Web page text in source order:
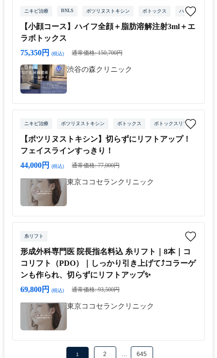
ニキビ治療 BNLS ボツリヌストキシン ボトックス ハイフ
【小顔コース】ハイフ全顔＋脂肪溶解注射3ml＋エ
ラボトックス
75,350円
(税込) 通常価格: 150,700円
渋谷の森クリニック
ニキビ治療 ボツリヌストキシン ボトックス ボトックスリフト
【ボツリヌストキシン】切らずにリフトアップ！
フェイスラインすっきり！
44,000円
(税込) 通常価格: 77,000円
東京ココセランクリニック
糸リフト
形成外科専門医 院長指名料込 糸リフト｜8本｜コ
コリフト（PDO）｜しっかり引き上げて⤴︎コラーゲ
ンも作られ、切らずにリフトアップ✨
69,800円
(税込) 通常価格: 93,500円
東京ココセランクリニック
1 2 … 645